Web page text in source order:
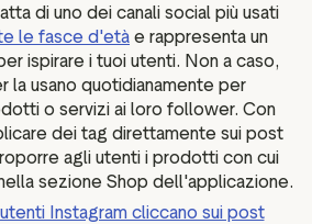
di uno dei canali social più usati
le fasce d'età e rappresenta un
ispirare i tuoi utenti. Non a caso,
la usano quotidianamente per
o servizi ai loro follower. Con
dei tag direttamente sui post
agli utenti i prodotti con cui
sezione Shop dell'applicazione.
Instagram cliccano sui post